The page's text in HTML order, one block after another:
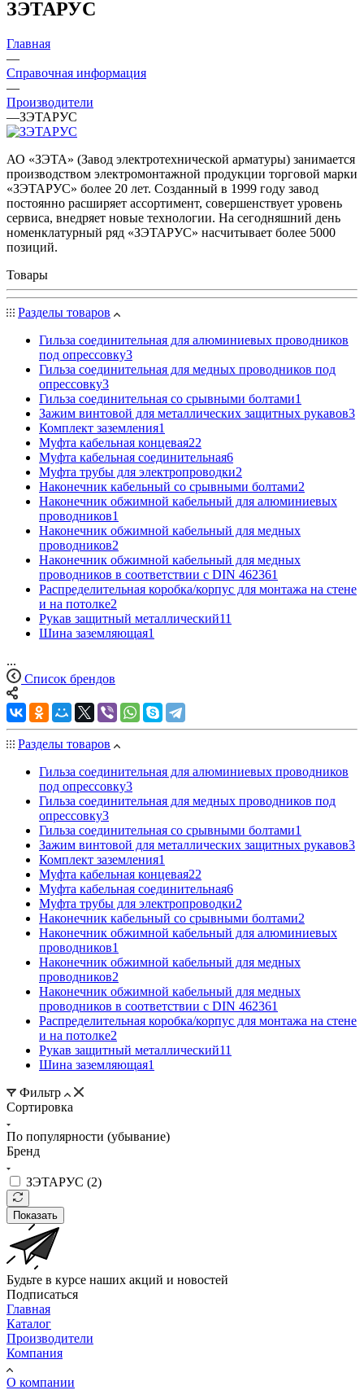
ЗЭТАРУС
Главная
—
Справочная информация
—
Производители
—ЗЭТАРУС
АО «ЗЭТА» (Завод электротехнической арматуры) занимается
производством электромонтажной продукции торговой марки
«ЗЭТАРУС» более 20 лет. Созданный в 1999 году завод
постоянно расширяет ассортимент, совершенствует уровень
сервиса, внедряет новые технологии. На сегодняшний день
номенклатурный ряд «ЗЭТАРУС» насчитывает более 5000
позиций.
Товары
Разделы товаров
Гильза соединительная для алюминиевых проводников
под опрессовку3
Гильза соединительная для медных проводников под
опрессовку3
Гильза соединительная со срывными болтами1
Зажим винтовой для металлических защитных рукавов3
Комплект заземления1
Муфта кабельная концевая22
Муфта кабельная соединительная6
Муфта трубы для электропроводки2
Наконечник кабельный со срывными болтами2
Наконечник обжимной кабельный для алюминиевых
проводников1
Наконечник обжимной кабельный для медных
проводников2
Наконечник обжимной кабельный для медных
проводников в соответствии с DIN 462361
Распределительная коробка/корпус для монтажа на стене
и на потолке2
Рукав защитный металлический11
Шина заземляющая1
...
Список брендов
Разделы товаров
Гильза соединительная для алюминиевых проводников
под опрессовку3
Гильза соединительная для медных проводников под
опрессовку3
Гильза соединительная со срывными болтами1
Зажим винтовой для металлических защитных рукавов3
Комплект заземления1
Муфта кабельная концевая22
Муфта кабельная соединительная6
Муфта трубы для электропроводки2
Наконечник кабельный со срывными болтами2
Наконечник обжимной кабельный для алюминиевых
проводников1
Наконечник обжимной кабельный для медных
проводников2
Наконечник обжимной кабельный для медных
проводников в соответствии с DIN 462361
Распределительная коробка/корпус для монтажа на стене
и на потолке2
Рукав защитный металлический11
Шина заземляющая1
Фильтр
Сортировка
По популярности (убывание)
Бренд
ЗЭТАРУС (2)
Показать
Будьте в курсе наших акций и новостей
Подписаться
Главная
Каталог
Производители
Компания
О компании